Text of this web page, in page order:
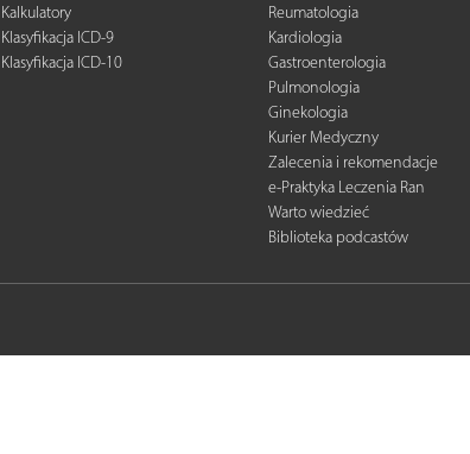
Kalkulatory
Klasyfikacja ICD-9
Klasyfikacja ICD-10
Reumatologia
Kardiologia
Gastroenterologia
Pulmonologia
Ginekologia
Kurier Medyczny
Zalecenia i rekomendacje
e-Praktyka Leczenia Ran
Warto wiedzieć
Biblioteka podcastów